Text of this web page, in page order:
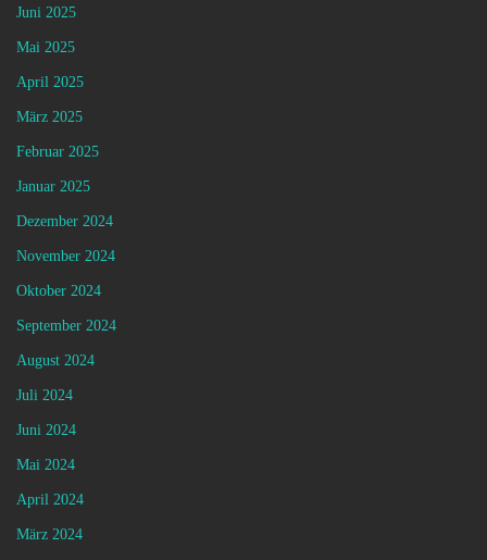
Juni 2025
Mai 2025
April 2025
März 2025
Februar 2025
Januar 2025
Dezember 2024
November 2024
Oktober 2024
September 2024
August 2024
Juli 2024
Juni 2024
Mai 2024
April 2024
März 2024